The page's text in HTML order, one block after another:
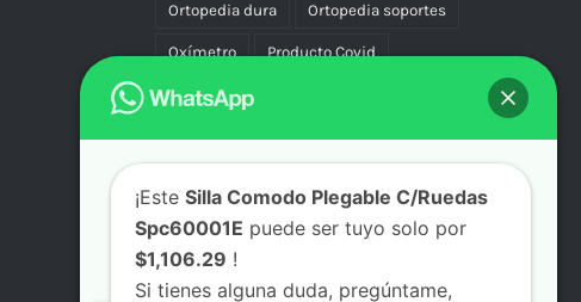
Ortopedia dura Ortopedia soportes
Oxímetro Producto Covid
Productos Covid
Soportes Termómetro Uniforme
Vibradores
¡Este Silla Comodo Plegable C/Ruedas
Spc60001E puede ser tuyo solo por
$1,106.29 !
Si tienes alguna duda, pregúntame,